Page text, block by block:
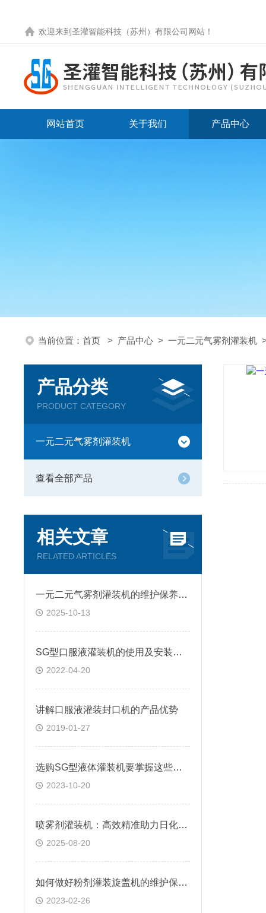
欢迎来到圣灌智能科技（苏州）有限公司网站！
网站首页 关于我们 产品中心
当前位置： 首页 > 产品中心 > 一元二元气雾剂灌装机
产品分类
PRODUCT CATEGORY
一元二元气雾剂灌装机
查看全部产品
相关文章
RELATED ARTICLES
一元二元气雾剂灌装机的维护保养规程
2025-10-13
SG型口服液灌装机的使用及安装注意事项
2022-04-20
讲解口服液灌装封口机的产品优势
2019-01-27
选购SG型液体灌装机要掌握这些内容
2023-10-20
喷雾剂灌装机：高效精准助力日化与医药包装现代化
2025-08-20
如何做好粉剂灌装旋盖机的维护保养工作
2023-02-26